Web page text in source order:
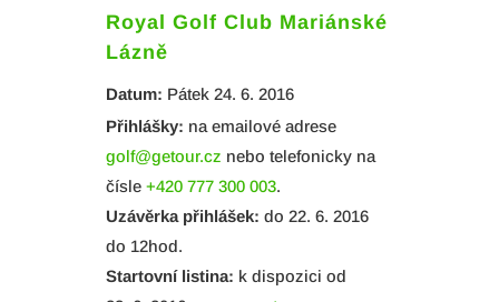
Royal Golf Club Mariánské
Lázně
Datum: Pátek 24. 6. 2016
Přihlášky: na emailové adrese
golf@getour.cz nebo telefonicky na
čísle +420 777 300 003.
Uzávěrka přihlášek: do 22. 6. 2016
do 12hod.
Startovní listina: k dispozici od